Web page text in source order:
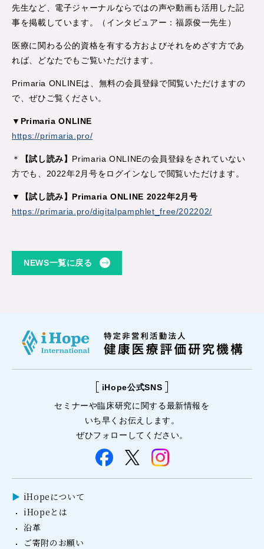
先生など、電子ジャーナルならではの声や動画も活用した記
事を掲載しています。（インタビュアー：福原俊一先生）
医療に関わる公的資格を有する方およびそれをめざす方であ
れば、どなたでもご覧いただけます。
Primaria ONLINEは、無料の会員登録で閲覧いただけますの
で、ぜひご覧ください。
▼Primaria ONLINE
https://primaria.pro/
＊ 【試し読み】 Primaria ONLINEの会員登録をされていない
方でも、2022年2月号をログインなしで閲覧いただけます。
▼
【試し読み】Primaria ONLINE 2022年2月号
https://primaria.pro/digitalpamphlet_free/202202/
NEWS一覧に戻る
iHope公式SNS
セミナーや臨床研究に関する最新情報を
いち早くお伝えします。
ぜひフォローしてください。
iHopeについて
iHopeとは
沿革
ご寄附のお願い